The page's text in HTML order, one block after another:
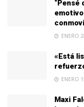
“Pensé
ENERO
«Está
ENERO
Maxi